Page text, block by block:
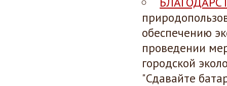
обеспечению
проведении
городской
"Сдавайте